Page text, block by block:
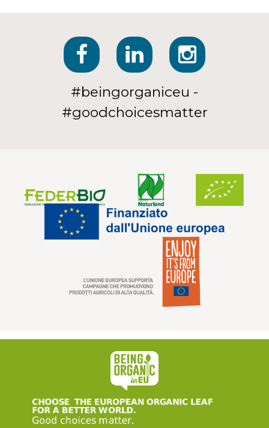
#beingorganiceu -
#goodchoicesmatter